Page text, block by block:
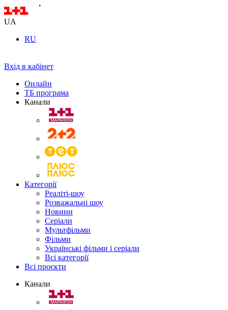
UA
RU
Вхід в кабінет
Онлайн
ТБ програма
Канали
Категорії
Реаліті-шоу
Розважальні шоу
Новини
Серіали
Мультфільми
Фільми
Українські фільми і серіали
Всі категорії
Всі проєкти
Канали